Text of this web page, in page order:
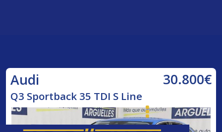
Audi 30.800€
Q3 Sportback 35 TDI S Line